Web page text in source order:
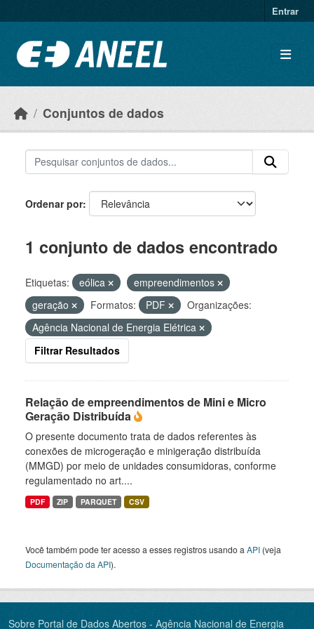
Entrar
Conjuntos de dados
Ordenar por
1 conjunto de dados encontrado
Etiquetas: eólica
empreendimentos
geração
Formatos: PDF
Organizações:
Agência Nacional de Energia Elétrica
Filtrar Resultados
Relação de empreendimentos de Mini e Micro
Geração Distribuída
O presente documento trata de dados referentes às
conexões de microgeração e minigeração distribuída
(MMGD) por meio de unidades consumidoras, conforme
regulamentado no art....
PDF ZIP PARQUET CSV
Você também pode ter acesso a esses registros usando a API (veja
Documentação da API).
Sobre Portal de Dados Abertos - Agência Nacional de Energia